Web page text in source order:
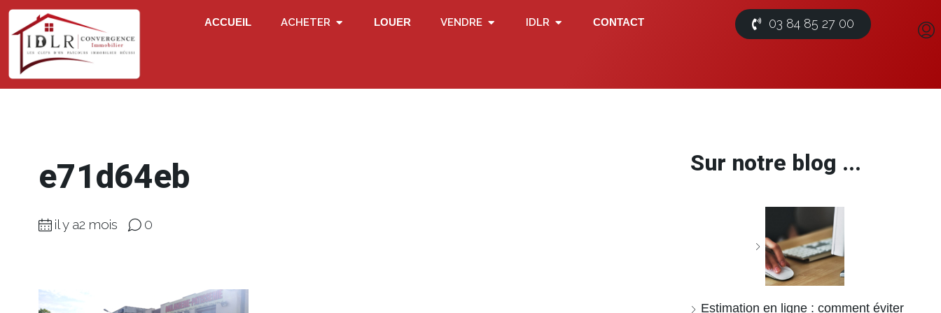
ACCUEIL ACHETER LOUER VENDRE IDLR CONTACT 03 84 85 27 00
e71d64eb
il y a2 mois 0
Sur notre blog ...
Estimation en ligne : comment éviter